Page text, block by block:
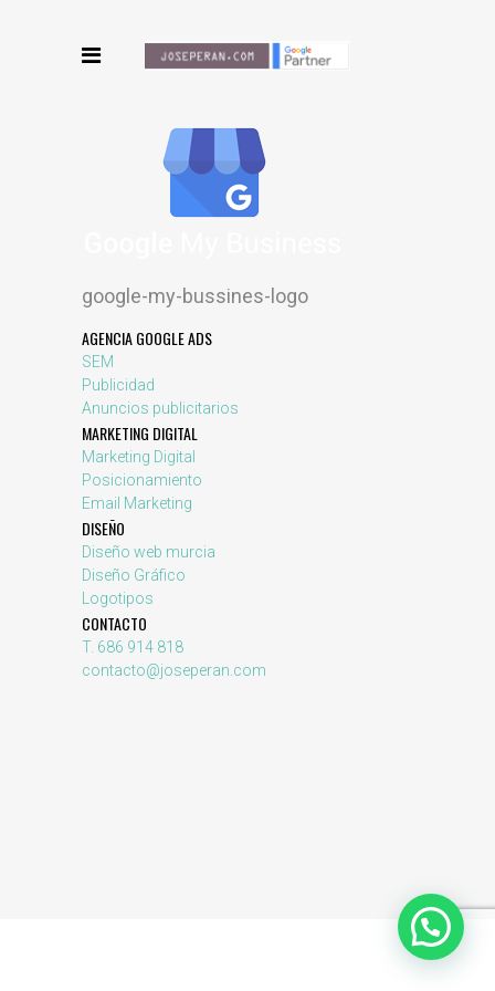
google-my-bussines-logo
AGENCIA GOOGLE ADS
SEM
Publicidad
Anuncios publicitarios
MARKETING DIGITAL
Marketing Digital
Posicionamiento
Email Marketing
DISEÑO
Diseño web murcia
Diseño Gráfico
Logotipos
CONTACTO
T. 686 914 818
contacto@joseperan.com